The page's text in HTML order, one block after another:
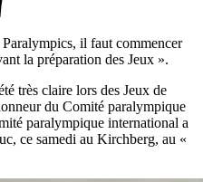
il faut commencer
la préparation des Jeux ».
très claire lors des Jeux de
du Comité paralympique
paralympique international a
ce samedi au Kirchberg, au «